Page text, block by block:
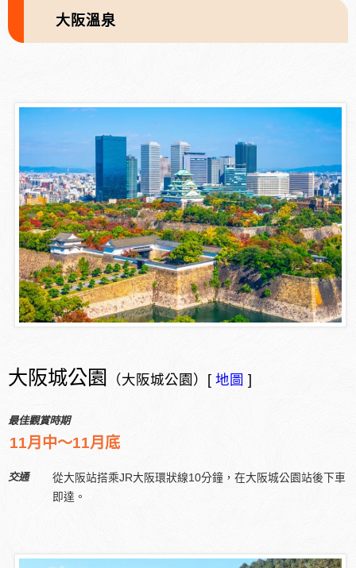
大阪溫泉
大阪城公園 （大阪城公園）[ 地圖 ]
最佳觀賞時期
11月中～11月底
交通
從大阪站搭乘JR大阪環狀線10分鐘，在大阪城公園站後下車
即達。